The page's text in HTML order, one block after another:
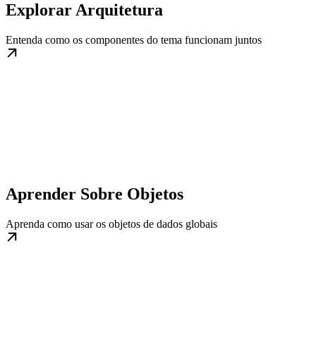
Explorar Arquitetura
Entenda como os componentes do tema funcionam juntos
Aprender Sobre Objetos
Aprenda como usar os objetos de dados globais